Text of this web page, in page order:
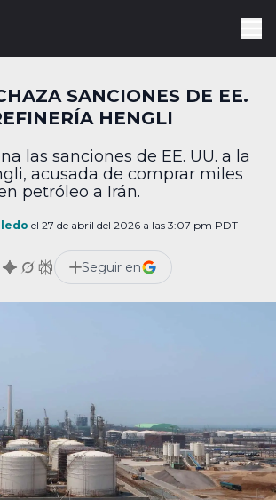
SANCIONES DE EE.
HENGLI
las sanciones de EE. UU. a la
acusada de comprar miles
petróleo a Irán.
el 27 de abril del 2026 a las 3:07 pm PDT
Seguir en